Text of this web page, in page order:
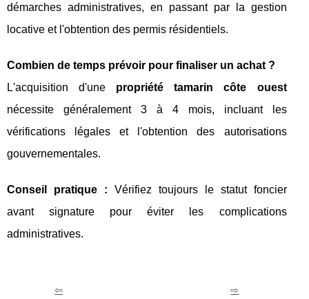
démarches administratives, en passant par la gestion
locative et l'obtention des permis résidentiels.
Combien de temps prévoir pour finaliser un achat ?
L'acquisition d'une propriété tamarin côte ouest
nécessite généralement 3 à 4 mois, incluant les
vérifications légales et l'obtention des autorisations
gouvernementales.
Conseil pratique : Vérifiez toujours le statut foncier
avant signature pour éviter les complications
administratives.